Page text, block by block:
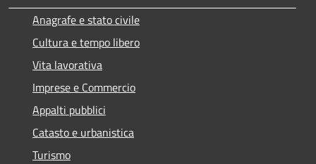
Anagrafe e stato civile
Cultura e tempo libero
Vita lavorativa
Imprese e Commercio
Appalti pubblici
Catasto e urbanistica
Turismo